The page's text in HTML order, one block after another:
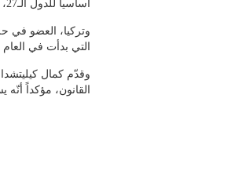
أساسياً للدول الـ27، خصوصاً في ما يتعلق بالهجرة.
وتركيا، العضو في
التي بدأت في العام 2005 متوقّفة منذ سنوات عدة.
وقدّم كمال
القانون، مؤكداً